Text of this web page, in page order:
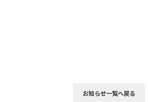
お知らせ一覧へ戻る